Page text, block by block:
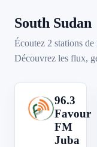
South Sudan
Écoutez 2 stations
Découvrez les flux,
9
96.3
Favour
FM
Juba